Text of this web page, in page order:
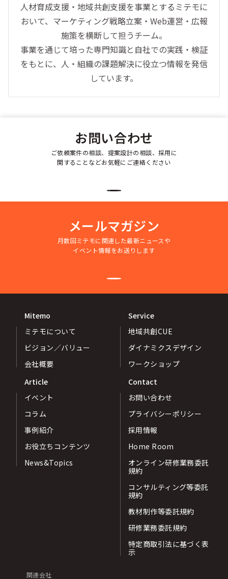
人材育成支援・地域共創支援を事業とするミテモに
おいて、マーケティング戦略立案・Web運営・広報
施策を横断して担うチーム。
事業を通じて培った専門知識と自社での実践・検証
をもとに、人・組織の課題解決に役立つ情報を発信
しています。
お問い合わせ
ご依頼案件の相談、提案設計の相談、採用に
関することなどお気軽にご連絡ください
メールマガジン
月数回ミテモに関連した最新ニュースや
イベント情報をお送りします
Mitemo
ミテモについて
ビジョン／バリュー
会社概要
Service
地域共創CUE
ダイナミクスデザイン
ワークショップ
Article
イベント
コラム
事例紹介
お役立ちコンテンツ
News&Topics
Contact
お問い合わせ
プライバシーポリシー
採用情報
Home Room
オンライン研修業務委託
規約
コンサルティング等委託
規約
教材制作等委託規約
研修業務委託規約
特定商取引法に基づく表
示
関連会社